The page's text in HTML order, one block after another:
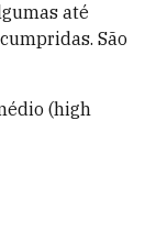
até
São
(high